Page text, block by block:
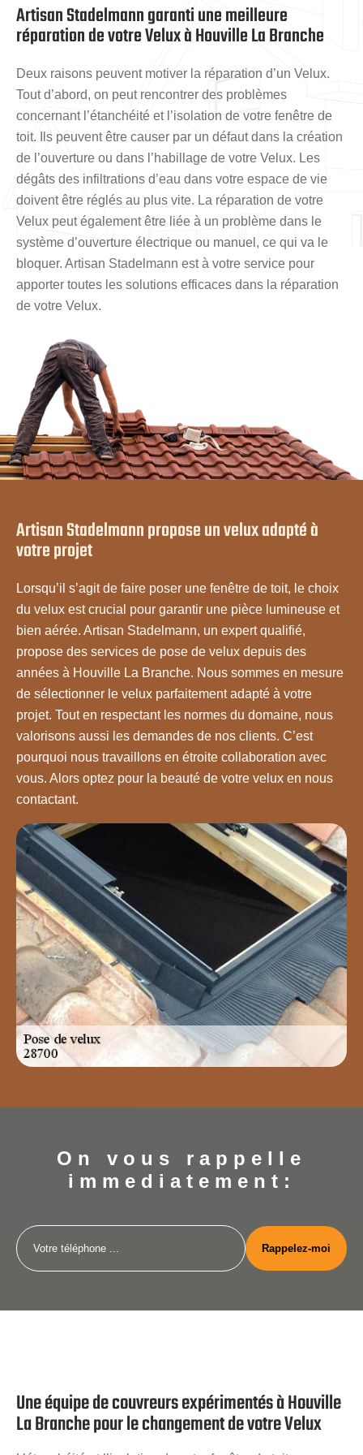
Artisan Stadelmann garanti une meilleure
réparation de votre Velux à Houville La Branche
Deux raisons peuvent motiver la réparation d’un Velux.
Tout d’abord, on peut rencontrer des problèmes
concernant l’étanchéité et l’isolation de votre fenêtre de
toit. Ils peuvent être causer par un défaut dans la création
de l’ouverture ou dans l’habillage de votre Velux. Les
dégâts des infiltrations d’eau dans votre espace de vie
doivent être réglés au plus vite. La réparation de votre
Velux peut également être liée à un problème dans le
système d’ouverture électrique ou manuel, ce qui va le
bloquer. Artisan Stadelmann est à votre service pour
apporter toutes les solutions efficaces dans la réparation
de votre Velux.
Artisan Stadelmann propose un velux adapté à
votre projet
Lorsqu’il s’agit de faire poser une fenêtre de toit, le choix
du velux est crucial pour garantir une pièce lumineuse et
bien aérée. Artisan Stadelmann, un expert qualifié,
propose des services de pose de velux depuis des
années à Houville La Branche. Nous sommes en mesure
de sélectionner le velux parfaitement adapté à votre
projet. Tout en respectant les normes du domaine, nous
valorisons aussi les demandes de nos clients. C’est
pourquoi nous travaillons en étroite collaboration avec
vous. Alors optez pour la beauté de votre velux en nous
contactant.
On vous rappelle
immediatement:
Une équipe de couvreurs expérimentés à Houville
La Branche pour le changement de votre Velux